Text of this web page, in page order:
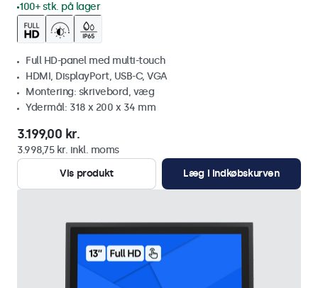
100+ stk. på lager
Full HD-panel med multi-touch
HDMI, DisplayPort, USB-C, VGA
Montering: skrivebord, væg
Ydermål: 318 x 200 x 34 mm
3.199,00 kr.
3.998,75 kr. inkl. moms
Vis produkt
Læg i indkøbskurven